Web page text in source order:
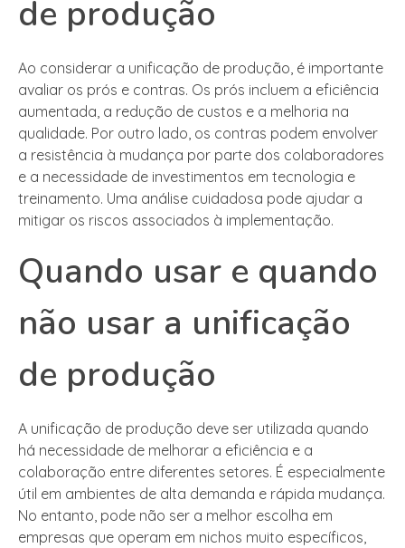
de produção
Ao considerar a unificação de produção, é importante
avaliar os prós e contras. Os prós incluem a eficiência
aumentada, a redução de custos e a melhoria na
qualidade. Por outro lado, os contras podem envolver
a resistência à mudança por parte dos colaboradores
e a necessidade de investimentos em tecnologia e
treinamento. Uma análise cuidadosa pode ajudar a
mitigar os riscos associados à implementação.
Quando usar e quando
não usar a unificação
de produção
A unificação de produção deve ser utilizada quando
há necessidade de melhorar a eficiência e a
colaboração entre diferentes setores. É especialmente
útil em ambientes de alta demanda e rápida mudança.
No entanto, pode não ser a melhor escolha em
empresas que operam em nichos muito específicos,